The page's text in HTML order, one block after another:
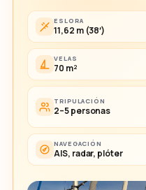
ESLORA
11,62 m (38′)
VELAS
70 m²
TRIPULACIÓN
2–5 personas
NAVEGACIÓN
AIS, radar, plóter